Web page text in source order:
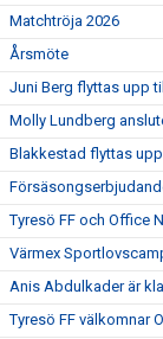
Matchtröja 2026
Årsmöte
Juni Berg flyttas upp
Molly Lundberg
Blakkestad flyttas
Tyresö FF och Office
Värmex
Anis Abdulkader är
Tyresö FF välkomnar